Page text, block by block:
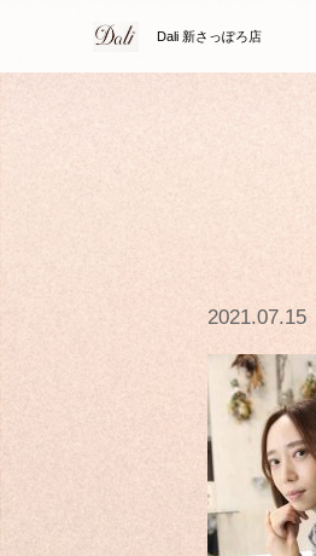
Dali 新さっぽろ店
2021.07.15